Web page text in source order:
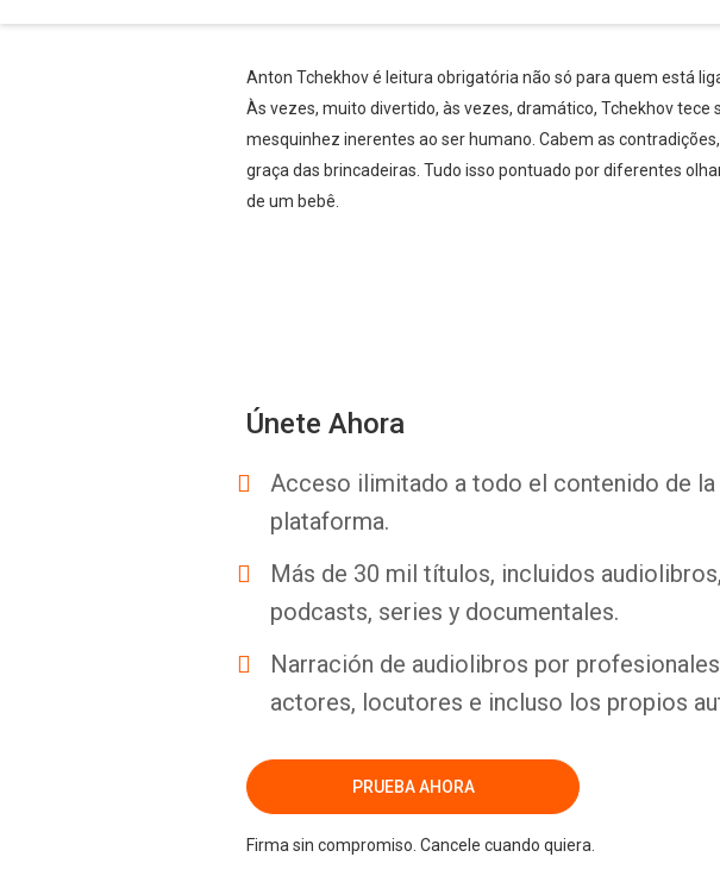
Anton Tchekhov é leitura obrigatória não só para quem está
Às vezes, muito divertido, às vezes, dramático, Tchekhov
mesquinhez inerentes ao ser humano. Cabem as
graça das brincadeiras. Tudo isso pontuado por diferentes
de um bebê.
Únete Ahora
Acceso ilimitado a todo el contenido de la
plataforma.
Más de 30 mil títulos, incluidos audiolibros,
podcasts, series y documentales.
Narración de audiolibros por
actores, locutores e incluso los propios
PRUEBA AHORA
Firma sin compromiso. Cancele cuando quiera.